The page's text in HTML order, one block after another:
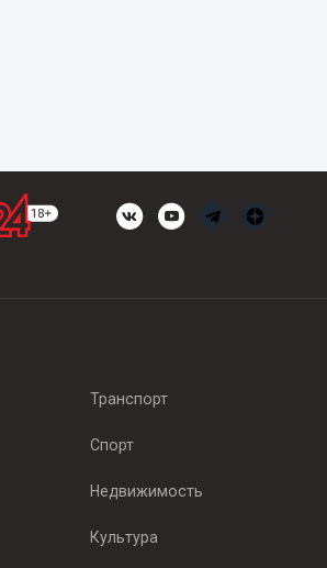
Транспорт
Спорт
Недвижимость
Культура